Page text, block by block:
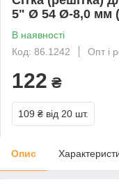
5" Ø 54 Ø-8,0 мм
В наявності
Код: 86.1242
Опт і
122 ₴
109 ₴ від 20 шт.
Опис